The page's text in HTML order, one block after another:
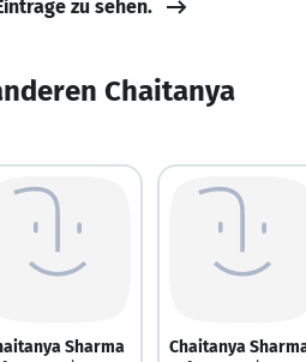
zu sehen.
Chaitanya
Sharma Chaitanya